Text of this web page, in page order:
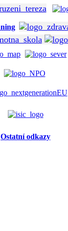
Ostatní odkazy